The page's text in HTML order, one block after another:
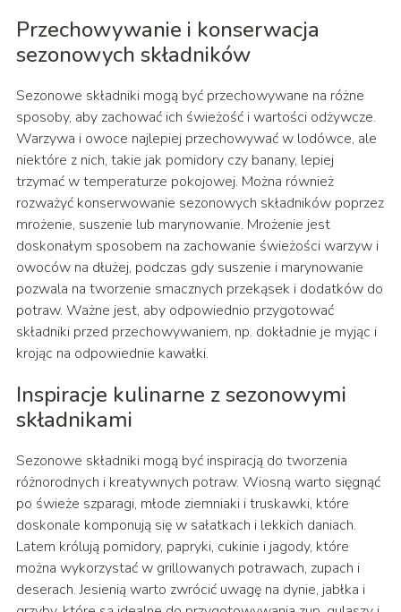
Przechowywanie i konserwacja
sezonowych składników
Sezonowe składniki mogą być przechowywane na różne
sposoby, aby zachować ich świeżość i wartości odżywcze.
Warzywa i owoce najlepiej przechowywać w lodówce, ale
niektóre z nich, takie jak pomidory czy banany, lepiej
trzymać w temperaturze pokojowej. Można również
rozważyć konserwowanie sezonowych składników poprzez
mrożenie, suszenie lub marynowanie. Mrożenie jest
doskonałym sposobem na zachowanie świeżości warzyw i
owoców na dłużej, podczas gdy suszenie i marynowanie
pozwala na tworzenie smacznych przekąsek i dodatków do
potraw. Ważne jest, aby odpowiednio przygotować
składniki przed przechowywaniem, np. dokładnie je myjąc i
krojąc na odpowiednie kawałki.
Inspiracje kulinarne z sezonowymi
składnikami
Sezonowe składniki mogą być inspiracją do tworzenia
różnorodnych i kreatywnych potraw. Wiosną warto sięgnąć
po świeże szparagi, młode ziemniaki i truskawki, które
doskonale komponują się w sałatkach i lekkich daniach.
Latem królują pomidory, papryki, cukinie i jagody, które
można wykorzystać w grillowanych potrawach, zupach i
deserach. Jesienią warto zwrócić uwagę na dynie, jabłka i